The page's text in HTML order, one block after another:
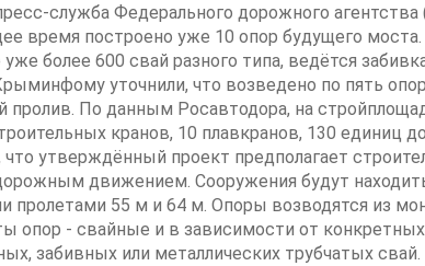
служба Федерального дорожного
время построено уже 10 опор будущего
более 600 свай разного типа, ведётся
уточнили, что возведено по пять
пролив. По данным Росавтодора, на
кранов, 10 плавкранов, 130 единиц
что утверждённый проект предполагает
движением. Сооружения будут
пролетами 55 м и 64 м. Опоры возводятся из
опор - свайные и в зависимости от
забивных или металлических трубчатых